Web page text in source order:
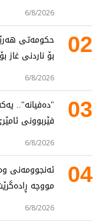
6/8/2026
02
حکومەتی
بۆ ناردنی غاز
6/8/2026
03
"دەفیانە"..
فێربوونی
6/8/2026
04
ئەنجوومەنی
مووچە
6/8/2026